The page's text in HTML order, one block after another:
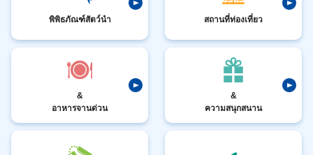
พิพิธภัณฑ์สัตว์นำ สถานที่ท่องเที่ยว
&
อาหารจานด่วน
&
ความสนุกสนาน